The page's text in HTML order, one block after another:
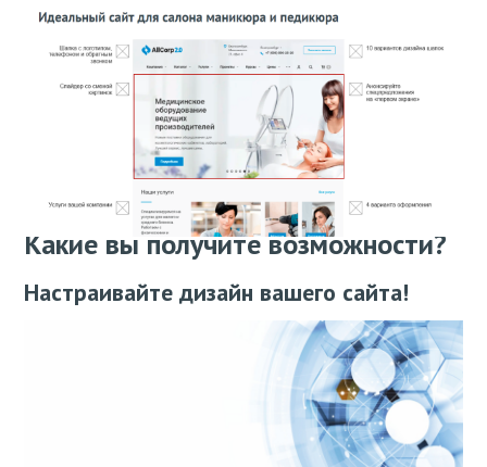
Какие вы получите возможности?
Настраивайте дизайн вашего сайта!